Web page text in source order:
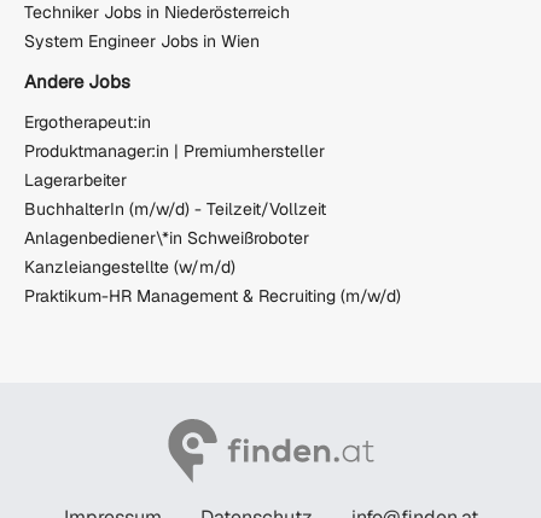
Techniker Jobs in Niederösterreich
System Engineer Jobs in Wien
Andere Jobs
Ergotherapeut:in
Produktmanager:in | Premiumhersteller
Lagerarbeiter
BuchhalterIn (m/w/d) - Teilzeit/Vollzeit
Anlagenbediener\*in Schweißroboter
Kanzleiangestellte (w/m/d)
Praktikum-HR Management & Recruiting (m/w/d)